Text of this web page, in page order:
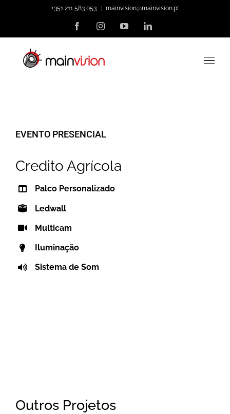
+351 211 583 053 mainvision@mainvision.pt
FacebookInstagramYouTubeLinkedIn
EVENTO PRESENCIAL
Credito Agrícola
Palco Personalizado
Ledwall
Multicam
Iluminação
Sistema de Som
Outros Projetos